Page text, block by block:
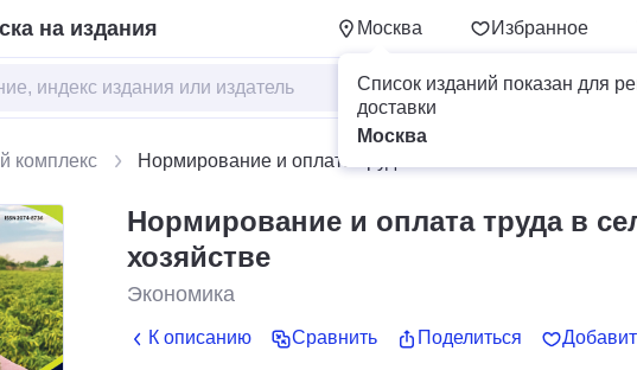
на издания Москва Избранное
Список изданий показан для
доставки
Москва
Для
комплекс Нормирование и оплата труда в сельском хозяйстве
Нормирование и оплата труда в
хозяйстве
Экономика
К описанию Сравнить Поделиться